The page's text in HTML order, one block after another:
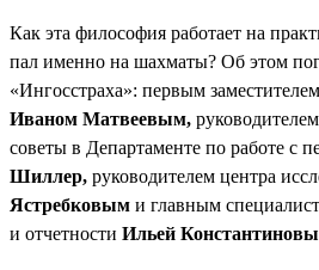
Как эта философия работает на
пал именно на шахматы? Об этом
«Ингосстраха»: первым
Иваном Матвеевым,
советы в Департаменте по работе с
Шиллер, руководителем центра
Ястребковым и главным
и отчетности Ильей